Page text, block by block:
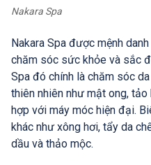
Nakara Spa
Nakara Spa được mệnh
chăm sóc sức khỏe và sắc
Spa đó chính là chăm sóc
thiên nhiên như mật ong,
hợp với máy móc hiện đại.
khác như xông hơi, tẩy da
dầu và thảo mộc.